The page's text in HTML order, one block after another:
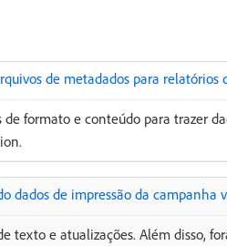
de metadados para
de formato e conteúdo para trazer
dados de impressão da campanha
texto e atualizações. Além disso,